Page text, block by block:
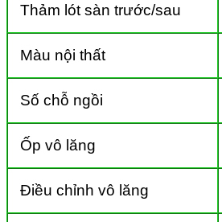
Thảm lót sàn trước/sau
Màu nội thất
Số chỗ ngồi
Ốp vô lăng
Điều chỉnh vô lăng